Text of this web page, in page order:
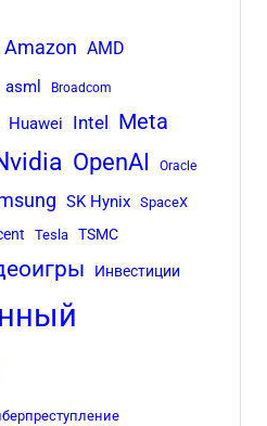
Amazon AMD
asml Broadcom
Huawei Intel Meta
OpenAI Oracle
SK Hynix SpaceX
Tesla TSMC
Инвестиции